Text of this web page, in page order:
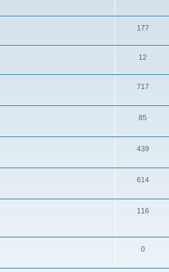
177
12
717
85
439
614
116
0